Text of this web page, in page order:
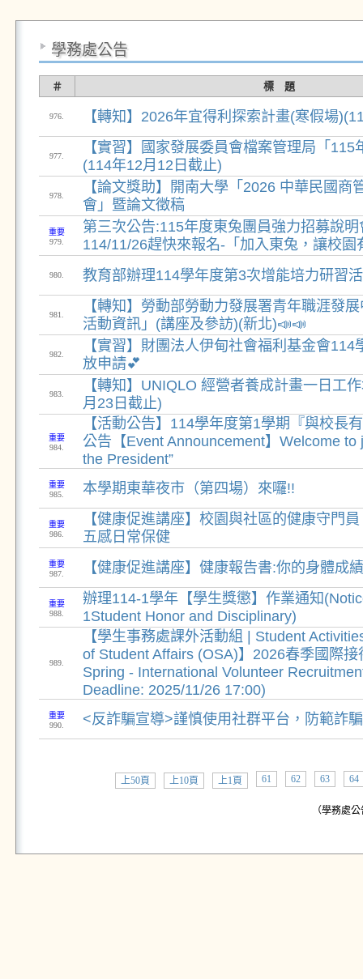
學務處公告
＃ 標 題
976. 【轉知】2026年宜得利探索計畫(寒假場
977.
【實習】國家發展委員會檔案管理局「115
(114年12月12日截止)
978.
【論文獎助】開南大學「2026 中華民國商
會」暨論文徵稿
重要
979.
第三次公告:115年度東兔團員強力招募說明
114/11/26趕快來報名-「加入東兔，讓校園
980. 教育部辦理114學年度第3次增能培力研習
981.
【轉知】勞動部勞動力發展署青年職涯發
活動資訊」(講座及參訪)(新北)📣📣
982.
【實習】財團法人伊甸社會福利基金會114
放申請💕
983.
【轉知】UNIQLO 經營者養成計畫一日工
月23日截止)
重要
984.
【活動公告】114學年度第1學期『與校長
公告【Event Announcement】Welcome to
the President”
重要
985.
本學期東華夜市（第四場）來囉!!
重要
986.
【健康促進講座】校園與社區的健康守門
五感日常保健
重要
987.
【健康促進講座】健康報告書:你的身體成
重要
988.
辦理114-1學年【學生獎懲】作業通知
1Student Honor and Disciplinary)
989.
【學生事務處課外活動組 | Student
of Student Affairs (OSA)】2026春季國際
Spring - International Volunteer
Deadline: 2025/11/26 17:00)
重要
990.
<反詐騙宣導>謹慎使用社群平台，防範詐
上50頁 上10頁 上1頁 61 62 63 64
（學務處